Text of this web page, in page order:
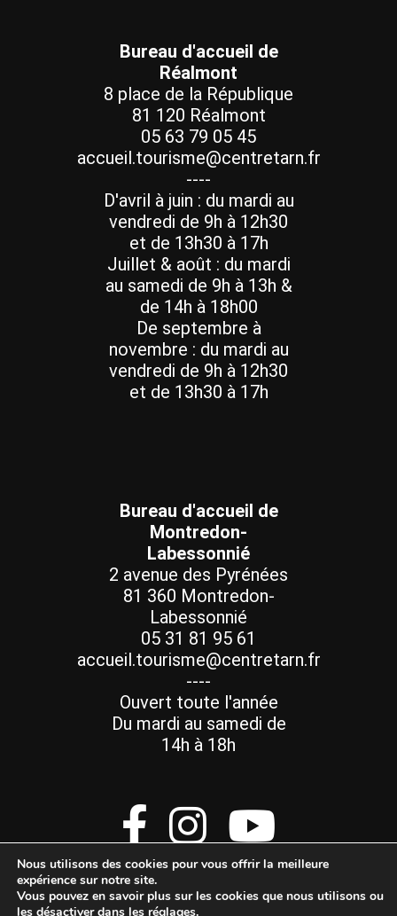
Bureau d'accueil de
Réalmont
8 place de la République
81 120 Réalmont
05 63 79 05 45
accueil.tourisme@centretarn.fr
----
D'avril à juin : du mardi au
vendredi de 9h à 12h30
et de 13h30 à 17h
Juillet & août : du mardi
au samedi de 9h à 13h &
de 14h à 18h00
De septembre à
novembre : du mardi au
vendredi de 9h à 12h30
et de 13h30 à 17h
Bureau d'accueil de
Montredon-
Labessonnié
2 avenue des Pyrénées
81 360 Montredon-
Labessonnié
05 31 81 95 61
accueil.tourisme@centretarn.fr
----
Ouvert toute l'année
Du mardi au samedi de
14h à 18h
Nous utilisons des cookies pour vous offrir la meilleure
expérience sur notre site.
Vous pouvez en savoir plus sur les cookies que nous utilisons ou
les désactiver dans les réglages.